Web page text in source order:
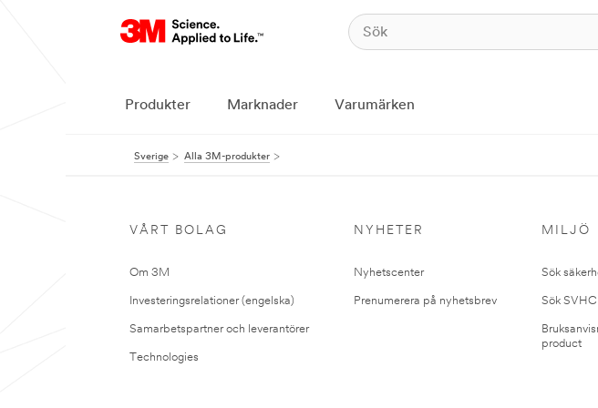
Produkter Marknader Varumärken
Sverige Alla 3M-produkter
VÅRT BOLAG
Om 3M
Investeringsrelationer (engelska)
Samarbetspartner och leverantörer
Technologies
NYHETER
Nyhetscenter
Prenumerera på nyhetsbrev
MILJÖ
Sök
Sök SVHC
product